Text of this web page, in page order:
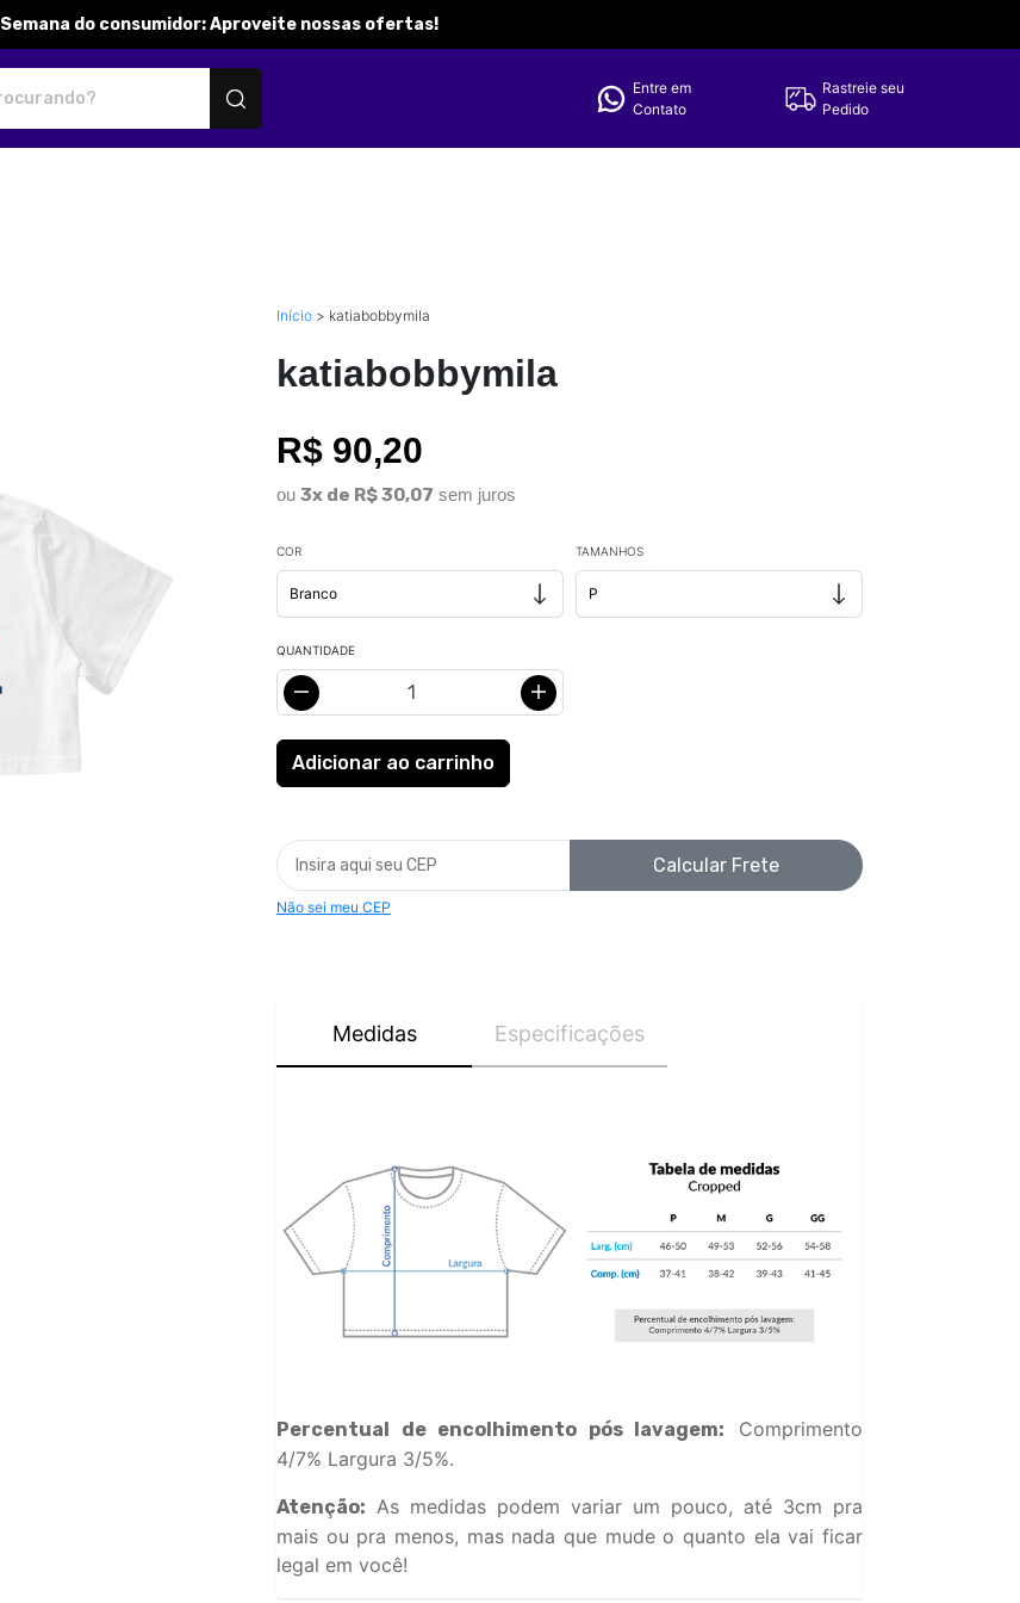
Semana do consumidor: Aproveite nossas ofertas!
Entre em
Contato
Rastreie seu
Pedido
Início > katiabobbymila
katiabobbymila
R$ 90,20
ou 3x de R$ 30,07 sem juros
COR TAMANHOS
QUANTIDADE
Calcular Frete
Não sei meu CEP
Medidas Especificações
Percentual de encolhimento pós lavagem:
Comprimento
4/7% Largura 3/5%.
Atenção: As medidas podem variar um pouco, até 3cm pra
mais ou pra menos, mas nada que mude o quanto ela vai ficar
legal em você!